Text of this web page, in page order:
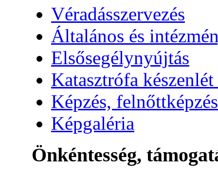
Véradásszervezés
Általános és
Elsősegélynyújtás
Katasztrófa
Képzés, felnőttképzés
Képgaléria
Önkéntesség,